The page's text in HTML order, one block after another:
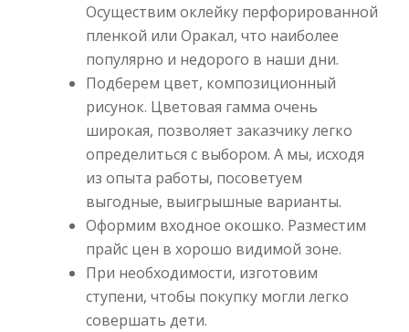
Осуществим оклейку перфорированной
пленкой или Оракал, что наиболее
популярно и недорого в наши дни.
Подберем цвет, композиционный
рисунок. Цветовая гамма очень
широкая, позволяет заказчику легко
определиться с выбором. А мы, исходя
из опыта работы, посоветуем
выгодные, выигрышные варианты.
Оформим входное окошко. Разместим
прайс цен в хорошо видимой зоне.
При необходимости, изготовим
ступени, чтобы покупку могли легко
совершать дети.